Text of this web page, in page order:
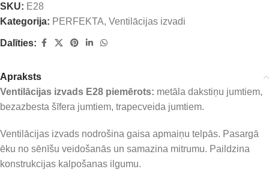
SKU: E28
Kategorija: PERFEKTA, Ventilācijas izvadi
Dalīties:
Apraksts
Ventilācijas izvads E28 piemērots: metāla dakstiņu jumtiem,
bezazbesta šīfera jumtiem, trapecveida jumtiem.
Ventilācijas izvads nodrošina gaisa apmaiņu telpās. Pasargā
ēku no sēnīšu veidošanās un samazina mitrumu. Paildzina
konstrukcijas kalpošanas ilgumu.